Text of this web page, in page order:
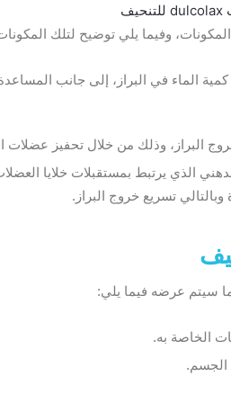
الماء في البراز، إلى جانب
البراز، وذلك من خلال تحفيز
الذي يرتبط بمستقبلات خلايا
تسريع خروج البراز.
الخاصة به.
الجسم.